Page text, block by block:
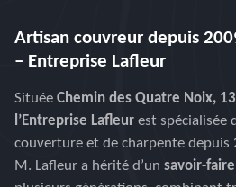
Artisan couvreur depuis
– Entreprise Lafleur
Située Chemin des Quatre Noix,
l’Entreprise Lafleur est spécialisée
couverture et de charpente depuis
M. Lafleur a hérité d’un savoir-